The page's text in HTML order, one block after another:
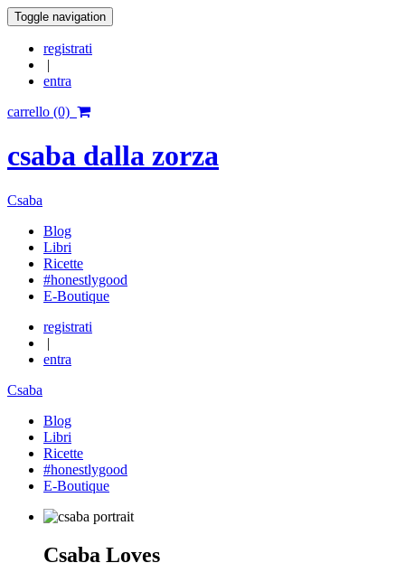
Toggle navigation
registrati
|
entra
carrello (0)
csaba dalla zorza
Csaba
Blog
Libri
Ricette
#honestlygood
E-Boutique
registrati
|
entra
Csaba
Blog
Libri
Ricette
#honestlygood
E-Boutique
Csaba Loves